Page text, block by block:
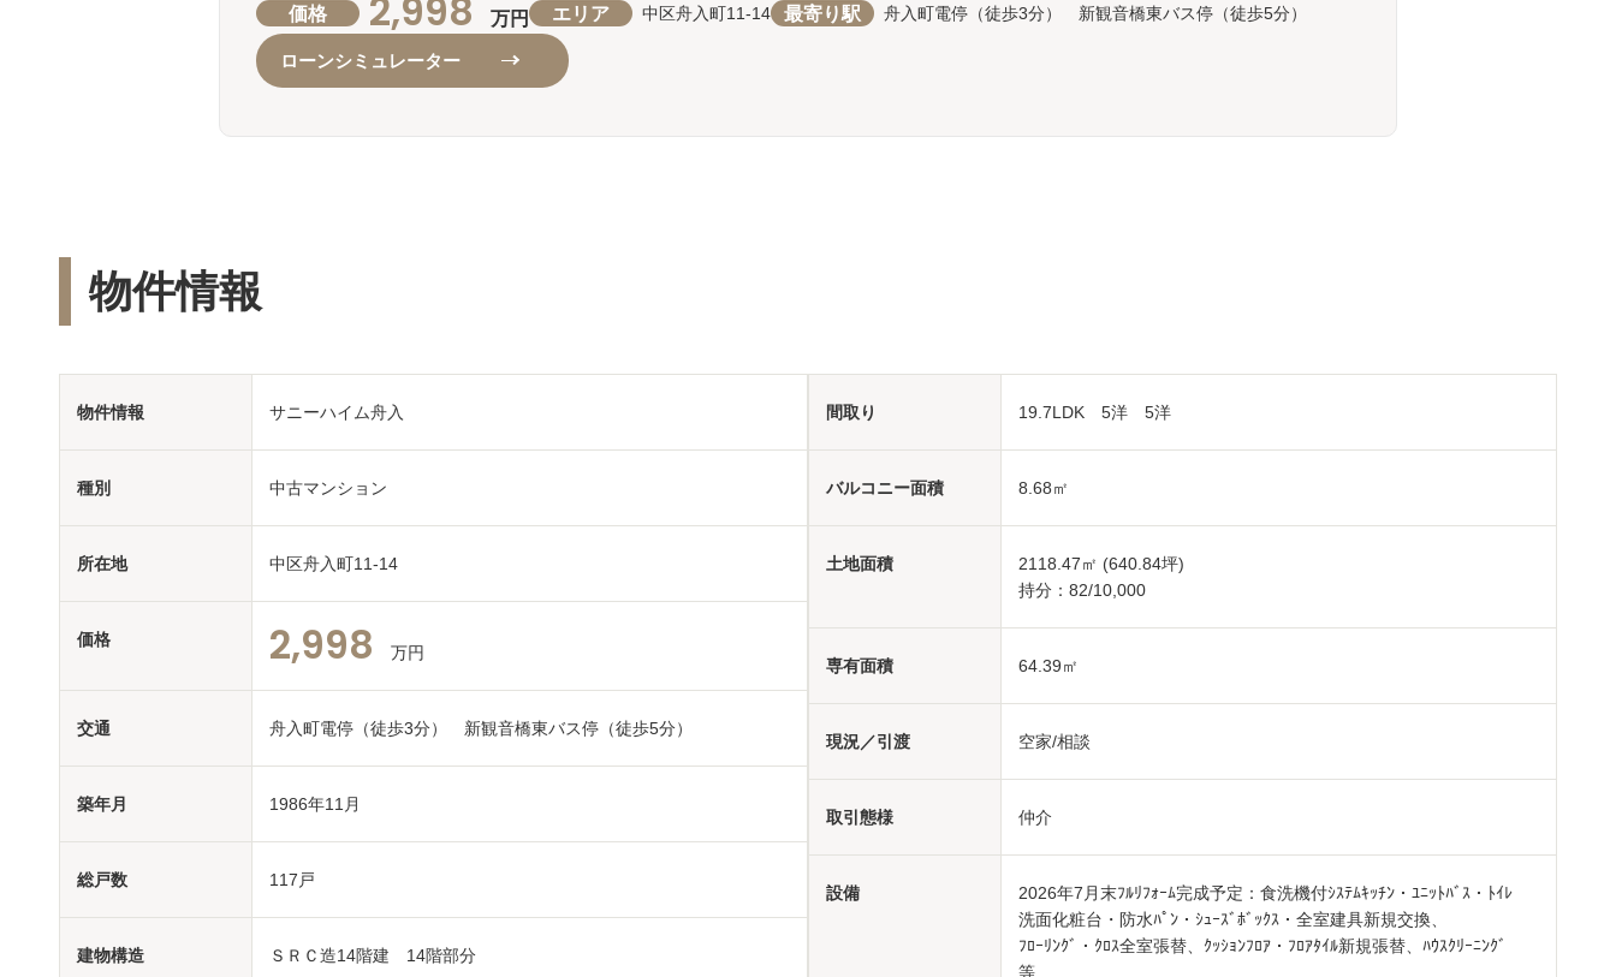
価格 2,998 万円 エリア 中区舟入町11-14 最寄り駅 舟入町電停（徒歩3分） 新観音橋東バス停（徒歩5分）
ローンシミュレーター
物件情報
物件情報 サニーハイム舟入
種別 中古マンション
所在地 中区舟入町11-14
価格 2,998 万円
交通 舟入町電停（徒歩3分） 新観音橋東バス停（徒歩5分）
築年月 1986年11月
総戸数 117戸
建物構造 ＳＲＣ造14階建 14階部分
間取り 19.7LDK 5洋 5洋
バルコニー面積 8.68㎡
土地面積 2118.47㎡ (640.84坪)
持分：82/10,000
専有面積 64.39㎡
現況／引渡 空家/相談
取引態様 仲介
設備
2026年7月末ﾌﾙﾘﾌｫｰﾑ完成予定：食洗機付ｼｽﾃﾑｷｯﾁﾝ・ﾕﾆｯﾄﾊﾞｽ・ﾄｲﾚ
洗面化粧台・防水ﾊﾟﾝ・ｼｭｰｽﾞﾎﾞｯｸｽ・全室建具新規交換、
ﾌﾛｰﾘﾝｸﾞ・ｸﾛｽ全室張替、ｸｯｼｮﾝﾌﾛｱ・ﾌﾛｱﾀｲﾙ新規張替、ﾊｳｽｸﾘｰﾆﾝｸﾞ
等